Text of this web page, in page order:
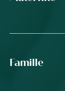
Famille